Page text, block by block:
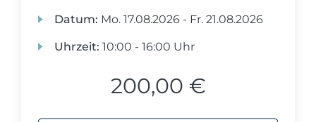
Datum: Mo. 17.08.2026 - Fr. 21.08.2026
Uhrzeit: 10:00 - 16:00 Uhr
200,00 €